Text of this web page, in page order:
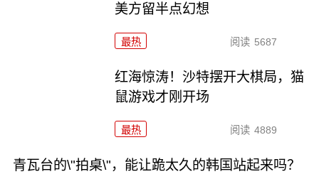
美方留半点幻想
最热 阅读 5687
红海惊涛！沙特摆开大棋局，猫
鼠游戏才刚开场
最热 阅读 4889
青瓦台的\"拍桌\"，能让跪太久的韩国站起来吗？